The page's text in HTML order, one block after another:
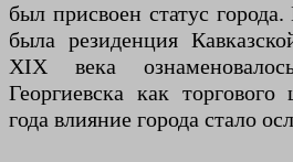
был присвоен статус
была резиденция
XIX века
Георгиевска как
года влияние города стало